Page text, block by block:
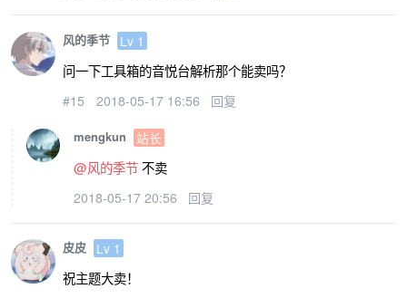
风的季节 Lv 1
问一下工具箱的音悦台解析那个能卖吗？
#15 2018-05-17 16:56 回复
mengkun 站长
@风的季节 不卖
2018-05-17 20:56 回复
皮皮 Lv 1
祝主题大卖！